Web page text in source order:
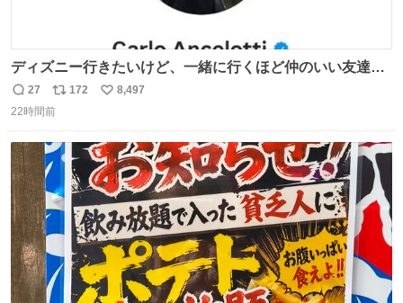
ディズニー行きたいけど、一緒に行くほど仲のいい友達が
居ない… ほんでこれ
返
信
27
リ
ポ
ト
172
い
数
8,497
22時間前